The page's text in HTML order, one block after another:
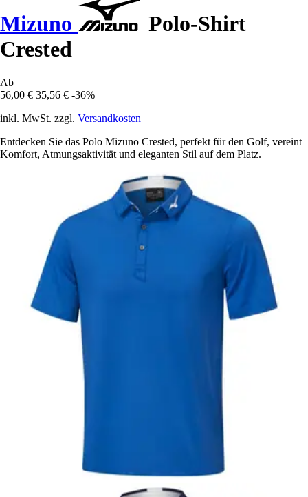
Mizuno
Polo-Shirt
Crested
Ab
56,00 € 35,56 € -36%
inkl. MwSt. zzgl. Versandkosten
Entdecken Sie das Polo Mizuno Crested, perfekt für den Golf, vereint
Komfort, Atmungsaktivität und eleganten Stil auf dem Platz.